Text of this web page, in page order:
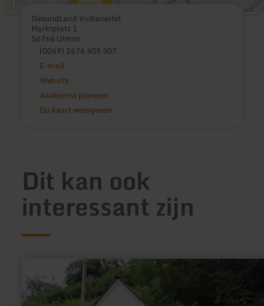
GesundLand Vulkaneifel
Marktplatz 1
56766 Ulmen
(0049) 2676 409 307
E-mail
Website
Aankomst plannen
Op kaart weergeven
Dit kan ook
interessant zijn
over:
Spritzenhaus
Stupbach